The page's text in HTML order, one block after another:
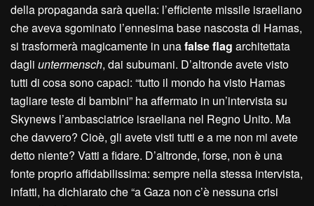
della propaganda sarà quella: l’efficiente missile israeliano
che aveva sgominato l’ennesima base nascosta di Hamas,
si trasformerà magicamente in unafalse flag architettata
dagli untermensch, dai subumani. D’altronde avete visto
tutti di cosa sono capaci: “tutto il mondo ha visto Hamas
tagliare teste di bambini” ha affermato in un’intervista su
Skynews l’ambasciatrice israeliana nel Regno Unito. Ma
che davvero? Cioè, gli avete visti tutti e a me non mi avete
detto niente? Vatti a fidare. D’altronde, forse, non è una
fonte proprio affidabilissima: sempre nella stessa intervista,
infatti, ha dichiarato che “a Gaza non c’è nessuna crisi